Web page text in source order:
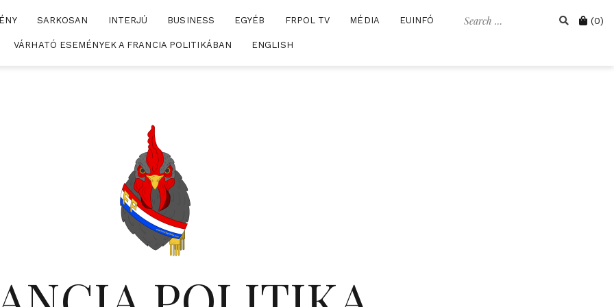
Search Cart
(0)
SARKOSAN INTERJÚ BUSINESS EGYÉB FRPOL TV MÉDIA EUINFÓ
VÁRHATÓ ESEMÉNYEK A FRANCIA POLITIKÁBAN ENGLISH